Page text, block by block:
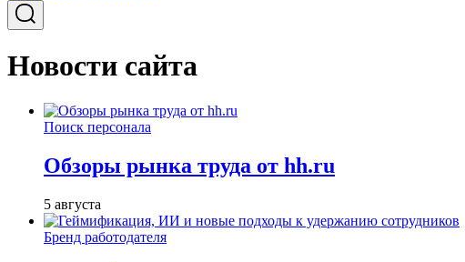
Новости сайта
Поиск персонала
Обзоры рынка труда от hh.ru
5 августа
Бренд работодателя